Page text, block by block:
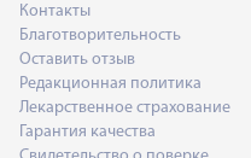
Контакты
Благотворительность
Оставить отзыв
Редакционная политика
Лекарственное страхование
Гарантия качества